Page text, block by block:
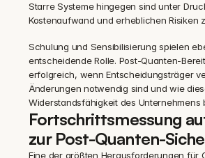
Starre Systeme hingegen sind unter
Kostenaufwand und erheblichen Risiken
Schulung und Sensibilisierung spielen
entscheidende Rolle. Post-Quanten-
erfolgreich, wenn Entscheidungsträger
Änderungen notwendig sind und wie
Widerstandsfähigkeit des Unternehmens
Fortschrittsmessung
zur Post-Quanten-
Eine der größten Herausforderungen für